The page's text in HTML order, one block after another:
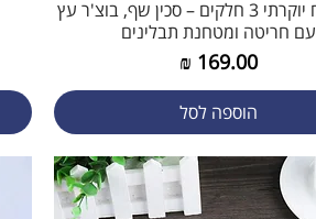
תצוגה מהירה
סט מטבח יוקרתי 3 חלקים – סכין שף, בוצ'ר עץ
עם חריטה ומטחנת תבלינים
מחיר‏169.00 ‏₪
הוספה לסל